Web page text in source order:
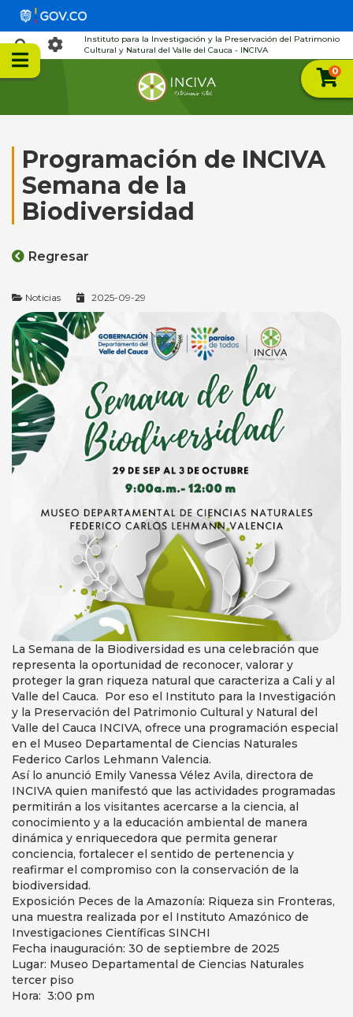
Instituto para la Investigación y la Preservación del Patrimonio
Cultural y Natural del Valle del Cauca - INCIVA
0
Programación de INCIVA
Semana de la
Biodiversidad
Regresar
Noticias 2025-09-29
La Semana de la Biodiversidad es una celebración que
representa la oportunidad de reconocer, valorar y
proteger la gran riqueza natural que caracteriza a Cali y al
Valle del Cauca. Por eso el Instituto para la Investigación
y la Preservación del Patrimonio Cultural y Natural del
Valle del Cauca INCIVA, ofrece una programación especial
en el Museo Departamental de Ciencias Naturales
Federico Carlos Lehmann Valencia.
Así lo anunció Emily Vanessa Vélez Avila, directora de
INCIVA quien manifestó que las actividades programadas
permitirán a los visitantes acercarse a la ciencia, al
conocimiento y a la educación ambiental de manera
dinámica y enriquecedora que permita generar
conciencia, fortalecer el sentido de pertenencia y
reafirmar el compromiso con la conservación de la
biodiversidad.
Exposición Peces de la Amazonía: Riqueza sin Fronteras,
una muestra realizada por el Instituto Amazónico de
Investigaciones Científicas SINCHI
Fecha inauguración: 30 de septiembre de 2025
Lugar: Museo Departamental de Ciencias Naturales
tercer piso
Hora: 3:00 pm